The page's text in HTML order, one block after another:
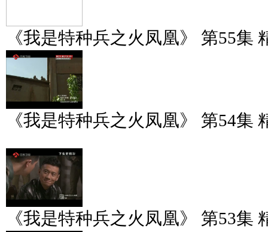
《我是特种兵之火凤凰》 第55集
《我是特种兵之火凤凰》 第54集
《我是特种兵之火凤凰》 第53集